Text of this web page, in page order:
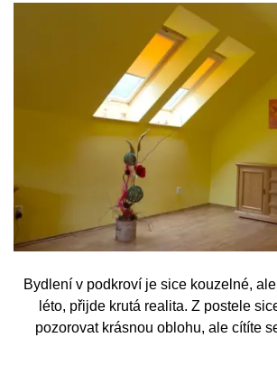
Bydlení v podkroví je sice kouzelné,
léto, přijde krutá realita. Z postele
pozorovat krásnou oblohu, ale cítíte